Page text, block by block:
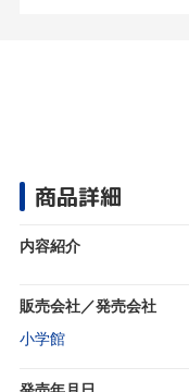
商品詳細
内容紹介
販売会社／発売会社
小学館